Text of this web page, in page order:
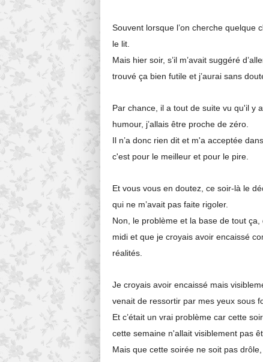
Souvent lorsque l’on cherche quelque
le lit.
Mais hier soir, s’il m’avait suggéré
trouvé ça bien futile et j’aurai sans
Par chance, il a tout de suite vu qu'il y
humour, j’allais être proche de zéro.
Il n’a donc rien dit et m'a acceptée
c'est pour le meilleur et pour le pire.
Et vous vous en doutez, ce soir-là le
qui ne m’avait pas faite rigoler.
Non, le problème et la base de tout ça,
midi et que je croyais avoir encaissé
réalités.
Je croyais avoir encaissé mais
venait de ressortir par mes yeux sous
Et c’était un vrai problème car cette
cette semaine n'allait visiblement pas
Mais que cette soirée ne soit pas